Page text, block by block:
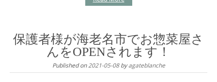
保護者様が海老名市でお惣菜屋さ
んをOPENされます！
Published on2021-05-08byagateblanche